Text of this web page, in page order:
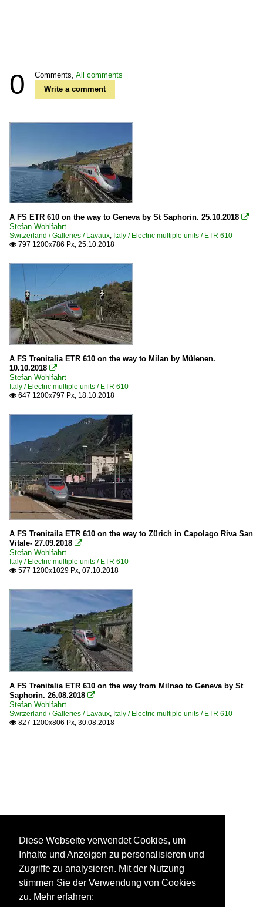
0 Comments, All comments
Write a comment
A FS ETR 610 on the way to Geneva by St Saphorin. 25.10.2018 
Stefan Wohlfahrt
Switzerland / Galleries / Lavaux, Italy / Electric multiple units / ETR 610
 797 1200x786 Px, 25.10.2018
A FS Trenitalia ETR 610 on the way to Milan by Mülenen.
10.10.2018 
Stefan Wohlfahrt
Italy / Electric multiple units / ETR 610
 647 1200x797 Px, 18.10.2018
A FS Trenitaila ETR 610 on the way to Zürich in Capolago Riva San
Vitale- 27.09.2018 
Stefan Wohlfahrt
Italy / Electric multiple units / ETR 610
 577 1200x1029 Px, 07.10.2018
A FS Trenitalia ETR 610 on the way from Milnao to Geneva by St
Saphorin. 26.08.2018 
Stefan Wohlfahrt
Switzerland / Galleries / Lavaux, Italy / Electric multiple units / ETR 610
 827 1200x806 Px, 30.08.2018
Diese Webseite verwendet Cookies, um
Inhalte und Anzeigen zu personalisieren und
Zugriffe zu analysieren. Mit der Nutzung
stimmen Sie der Verwendung von Cookies
zu. Mehr erfahren: